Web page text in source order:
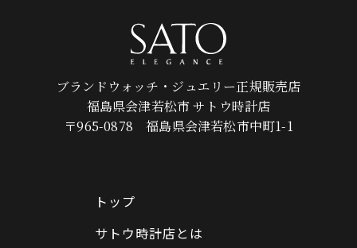
ブランドウォッチ・ジュエリー正規販売店
福島県会津若松市 サトウ時計店
〒965-0878 福島県会津若松市中町1-1
トップ
サトウ時計店とは